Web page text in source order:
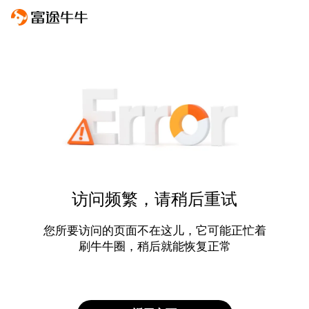
访问频繁，请稍后重试
您所要访问的页面不在这儿，它可能正忙着
刷牛牛圈，稍后就能恢复正常